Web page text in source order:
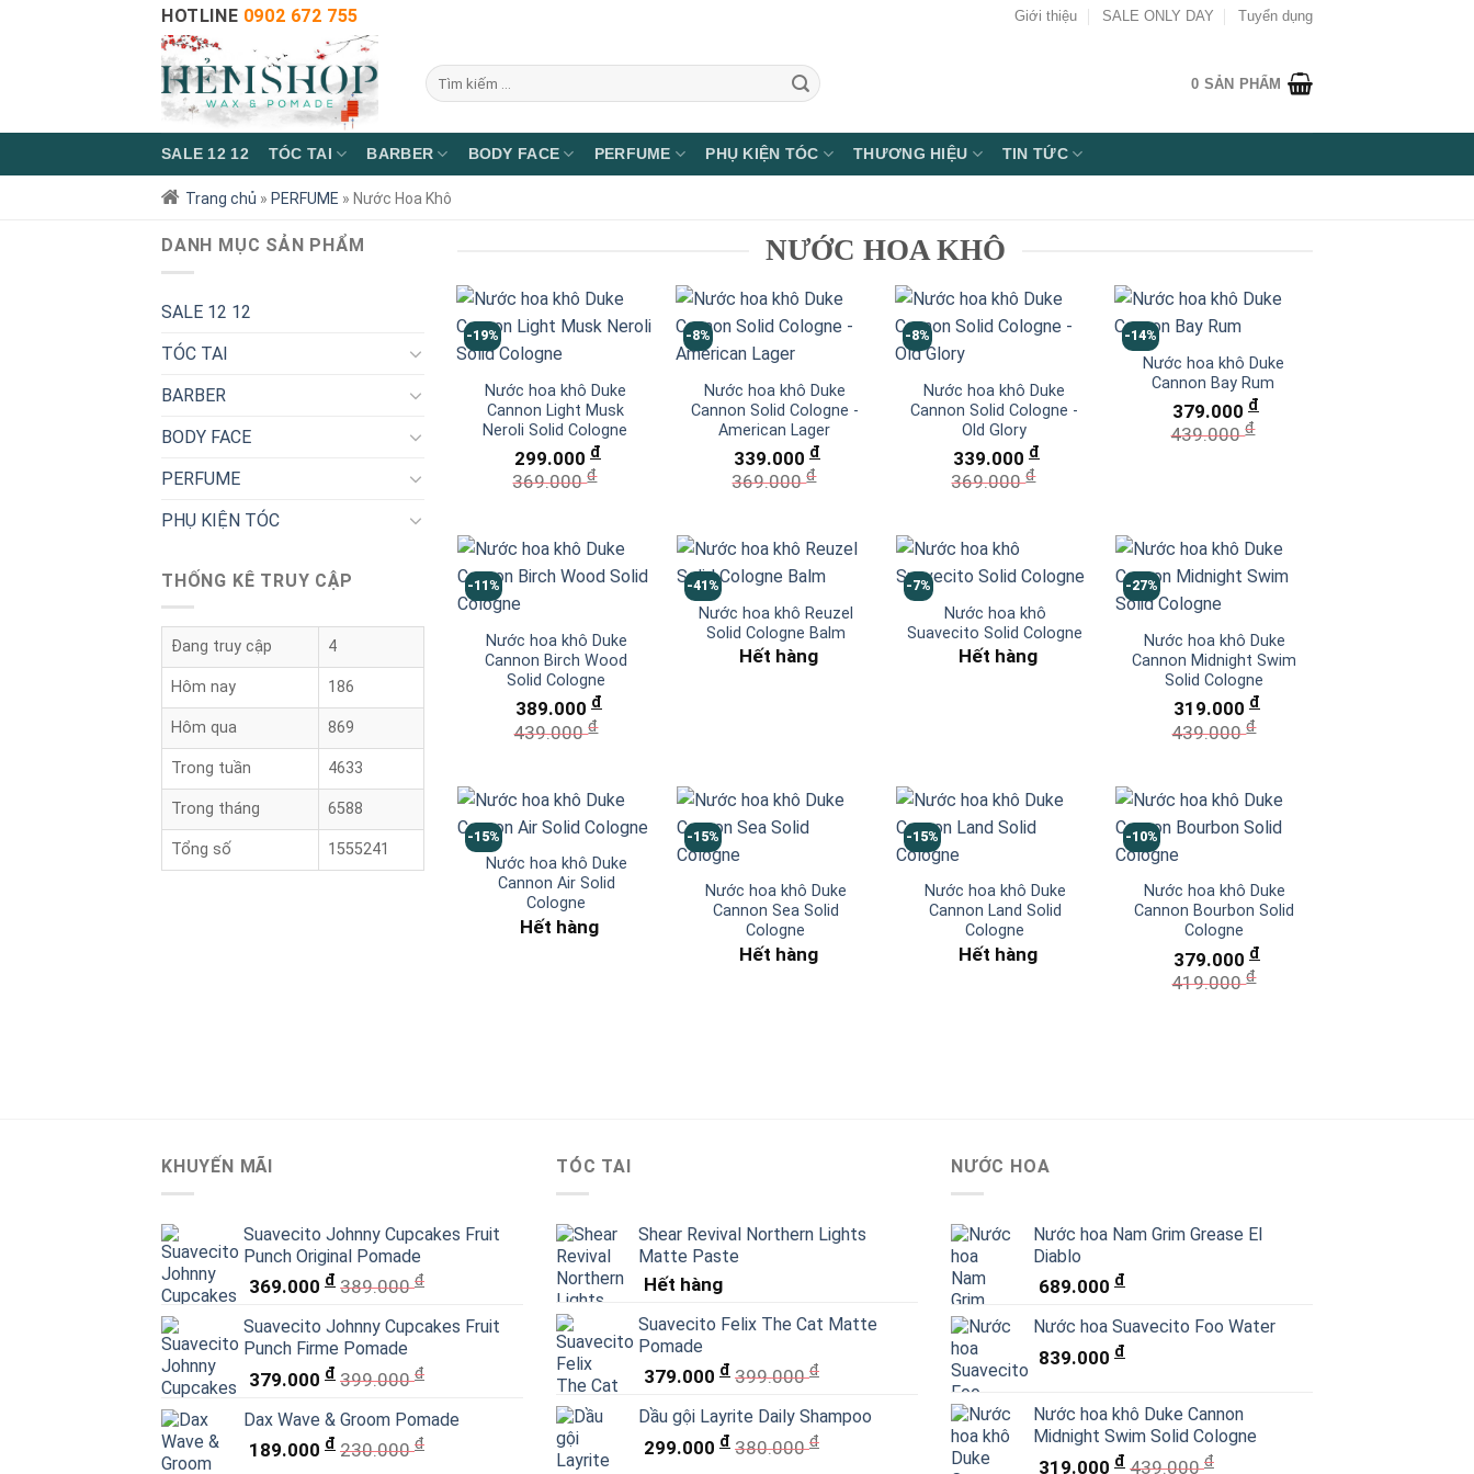
HOTLINE 0902 672 755 Giới thiệu SALE ONLY DAY Tuyển dụng
0 SẢN PHẨM
SALE 12 12 TÓC TAI BARBER BODY FACE PERFUME PHỤ KIỆN TÓC THƯƠNG HIỆU TIN TỨC
Trang chủ » PERFUME » Nước Hoa Khô
DANH MỤC SẢN PHẨM
SALE 12 12
TÓC TAI
BARBER
BODY FACE
PERFUME
PHỤ KIỆN TÓC
THỐNG KÊ TRUY CẬP
Đang truy cập 4
Hôm nay 186
Hôm qua 869
Trong tuần 4633
Trong tháng 6588
Tổng số 1555241
NƯỚC HOA KHÔ
-19%
Nước hoa khô Duke
Cannon Light Musk
Neroli Solid Cologne
299.000 đ
369.000đ
-8%
Nước hoa khô Duke
Cannon Solid Cologne -
American Lager
339.000 đ
369.000đ
-8%
Nước hoa khô Duke
Cannon Solid Cologne -
Old Glory
339.000 đ
369.000đ
-14%
Nước hoa khô Duke
Cannon Bay Rum
379.000 đ
439.000đ
-11%
Nước hoa khô Duke
Cannon Birch Wood
Solid Cologne
389.000 đ
439.000đ
-41%
Nước hoa khô Reuzel
Solid Cologne Balm
Hết hàng
-7%
Nước hoa khô
Suavecito Solid Cologne
Hết hàng
-27%
Nước hoa khô Duke
Cannon Midnight Swim
Solid Cologne
319.000 đ
439.000đ
-15%
Nước hoa khô Duke
Cannon Air Solid
Cologne
Hết hàng
-15%
Nước hoa khô Duke
Cannon Sea Solid
Cologne
Hết hàng
-15%
Nước hoa khô Duke
Cannon Land Solid
Cologne
Hết hàng
-10%
Nước hoa khô Duke
Cannon Bourbon Solid
Cologne
379.000 đ
419.000đ
KHUYẾN MÃI
Suavecito Johnny Cupcakes Fruit
Punch Original Pomade
369.000 đ 389.000đ
Suavecito Johnny Cupcakes Fruit
Punch Firme Pomade
379.000 đ 399.000đ
Dax Wave & Groom Pomade
189.000 đ 230.000đ
TÓC TAI
Shear Revival Northern Lights
Matte Paste
Hết hàng
Suavecito Felix The Cat Matte
Pomade
379.000 đ 399.000đ
Dầu gội Layrite Daily Shampoo
299.000 đ 380.000đ
NƯỚC HOA
Nước hoa Nam Grim Grease El
Diablo
689.000 đ
Nước hoa Suavecito Foo Water
839.000 đ
Nước hoa khô Duke Cannon
Midnight Swim Solid Cologne
319.000 đ 439.000đ